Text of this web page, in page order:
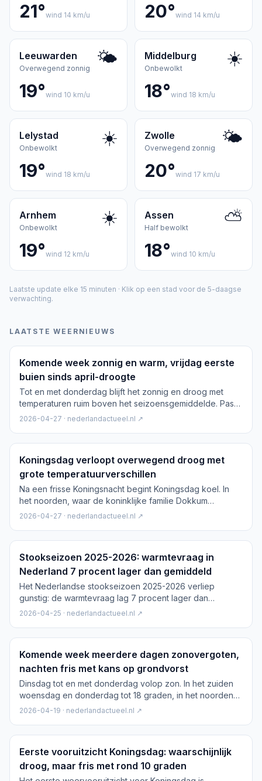
21°wind 14 km/u
20°wind 14 km/u
Leeuwarden
Overwegend zonnig
🌤️
19°wind 10 km/u
Middelburg
Onbewolkt
☀️
18°wind 18 km/u
Lelystad
Onbewolkt
☀️
19°wind 18 km/u
Zwolle
Overwegend zonnig
🌤️
20°wind 17 km/u
Arnhem
Onbewolkt
☀️
19°wind 12 km/u
Assen
Half bewolkt
⛅
18°wind 10 km/u
Laatste update elke 15 minuten · Klik op een stad voor de 5-daagse
verwachting.
LAATSTE WEERNIEUWS
Komende week zonnig en warm, vrijdag eerste
buien sinds april-droogte
Tot en met donderdag blijft het zonnig en droog met
temperaturen ruim boven het seizoensgemiddelde. Pas
vrijdag, met de start van mei, neemt de kans op buien iets
2026-04-27 · nederlandactueel.nl ↗
Koningsdag verloopt overwegend droog met
grote temperatuurverschillen
Na een frisse Koningsnacht begint Koningsdag koel. In
het noorden, waar de koninklijke familie Dokkum
bezoekt, blijft het rond 12 graden; in het zuiden lokaal 19
2026-04-27 · nederlandactueel.nl ↗
Stookseizoen 2025-2026: warmtevraag in
Nederland 7 procent lager dan gemiddeld
Het Nederlandse stookseizoen 2025-2026 verliep
gunstig: de warmtevraag lag 7 procent lager dan
gemiddeld. December was uitermate zacht; alleen januari
2026-04-25 · nederlandactueel.nl ↗
Komende week meerdere dagen zonovergoten,
nachten fris met kans op grondvorst
Dinsdag tot en met donderdag volop zon. In het zuiden
woensdag en donderdag tot 18 graden, in het noorden
koeler. Nachten dalen naar 0 tot 4 graden met kans op
2026-04-19 · nederlandactueel.nl ↗
Eerste vooruitzicht Koningsdag: waarschijnlijk
droog, maar fris met rond 10 graden